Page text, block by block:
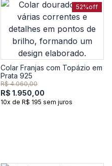
52%off
Colar Franjas com Topázio em
Prata 925
R$ 4.060,00
R$ 1.950,00
10x de R$ 195 sem juros